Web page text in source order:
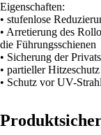
Eigenschaften:
• stufenlose
• Arretierung des
die Führungsschienen
• Sicherung der
• partieller Hitzeschutz
• Schutz vor UV-